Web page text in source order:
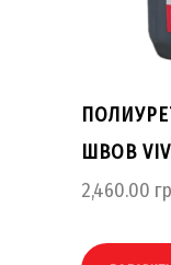
ШВОВ
2,460.00